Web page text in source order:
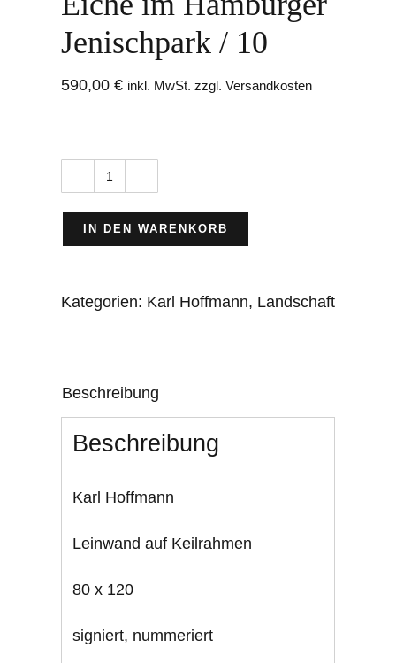
Jenischpark / 10
590,00 € inkl. MwSt. zzgl. Versandkosten
Eiche
im
Hamburger
/
IN DEN WARENKORB
Kategorien: Karl Hoffmann, Landschaft
Beschreibung
Beschreibung
Karl Hoffmann
Leinwand auf Keilrahmen
80 x 120
signiert, nummeriert